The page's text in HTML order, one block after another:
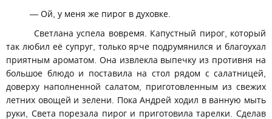
— Ой, у меня же пирог в духовке.
Светлана успела вовремя. Капустный пирог, который
так любил её супруг, только ярче подрумянился и благоухал
приятным ароматом. Она извлекла выпечку из противня на
большое блюдо и поставила на стол рядом с салатницей,
доверху наполненной салатом, приготовленным из свежих
летних овощей и зелени. Пока Андрей ходил в ванную мыть
руки, Света порезала пирог и приготовила тарелки. Сделав